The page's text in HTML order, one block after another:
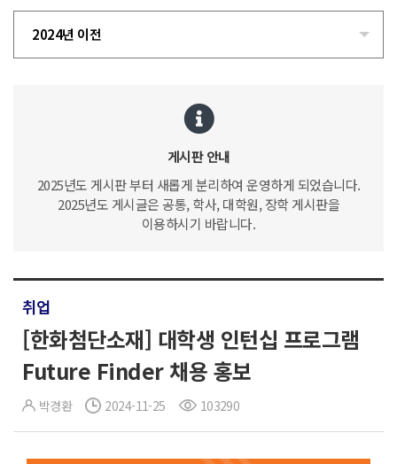
2024년 이전
게시판 안내
2025년도 게시판 부터 새롭게 분리하여 운영하게 되었습니다.
2025년도 게시글은 공통, 학사, 대학원, 장학 게시판을
이용하시기 바랍니다.
취업
[한화첨단소재] 대학생 인턴십 프로그램
Future Finder 채용 홍보
박경환 2024-11-25 103290